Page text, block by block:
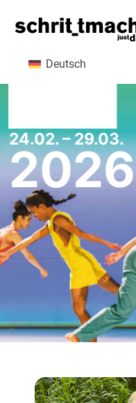
Deutsch
24.02. – 29.03.
2026